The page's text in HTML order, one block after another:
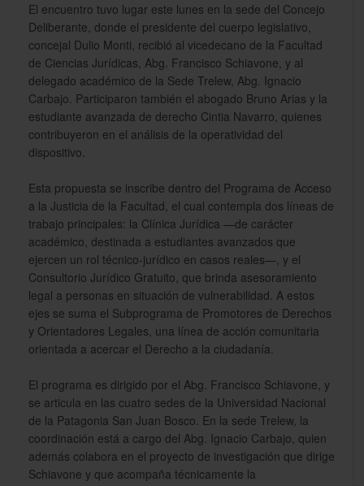
El encuentro tuvo lugar este lunes en la sede del Concejo
Deliberante, donde el presidente del cuerpo legislativo,
concejal Dulio Monti, recibió al vicedecano de la Facultad
de Ciencias Jurídicas, Abg. Francisco Schiavone, y al
delegado académico de la Sede Trelew, Abg. Ignacio
Carbajo. Participaron también el abogado Bruno Arias y la
estudiante avanzada de derecho Cintia Navarro, quienes
contribuyeron en el análisis de la operatividad del
dispositivo.
Esta propuesta se inscribe dentro del Programa de Acceso
a la Justicia de la Facultad, el cual contempla dos líneas de
trabajo principales: la Clínica Jurídica —de carácter
académico, destinada a estudiantes avanzados que
ejercen un rol técnico-jurídico en casos reales—, y el
Consultorio Jurídico Gratuito, que brinda asesoramiento
legal a personas en situación de vulnerabilidad. A estos
ejes se suma el Subprograma de Promotores de Derechos
y Orientadores Legales, una línea de acción comunitaria
orientada a acercar el Derecho a la ciudadanía.
El programa es dirigido por el Abg. Francisco Schiavone, y
se articula en las cuatro sedes de la Universidad Nacional
de la Patagonia San Juan Bosco. En la sede Trelew, la
coordinación está a cargo del Abg. Ignacio Carbajo, quien
además colabora en el proyecto de investigación que dirige
Schiavone y que acompaña técnicamente la